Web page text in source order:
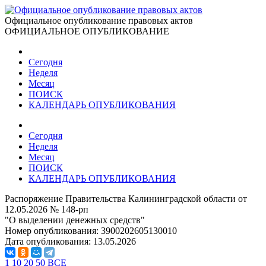
Официальное опубликование правовых актов
ОФИЦИАЛЬНОЕ ОПУБЛИКОВАНИЕ
Сегодня
Неделя
Месяц
ПОИСК
КАЛЕНДАРЬ ОПУБЛИКОВАНИЯ
Сегодня
Неделя
Месяц
ПОИСК
КАЛЕНДАРЬ ОПУБЛИКОВАНИЯ
Распоряжение Правительства Калининградской области от
12.05.2026 № 148-рп
"О выделении денежных средств"
Номер опубликования: 3900202605130010
Дата опубликования: 13.05.2026
1 10 20 50 ВСЕ